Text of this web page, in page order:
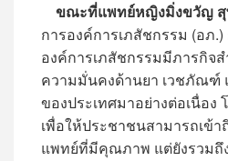
ขณะที่แพทย์หญิงมิ่งขวัญ
การองค์การเภสัชกรรม (อภ.)
องค์การเภสัชกรรมมีภารกิจ
ความมั่นคงด้านยา เวชภัณฑ์
ของประเทศมาอย่างต่อเนื่อง
เพื่อให้ประชาชนสามารถเข้
แพทย์ที่มีคุณภาพ แต่ยังรวม